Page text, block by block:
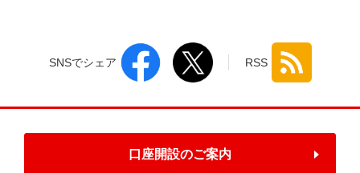
SNSでシェア RSS
口座開設のご案内